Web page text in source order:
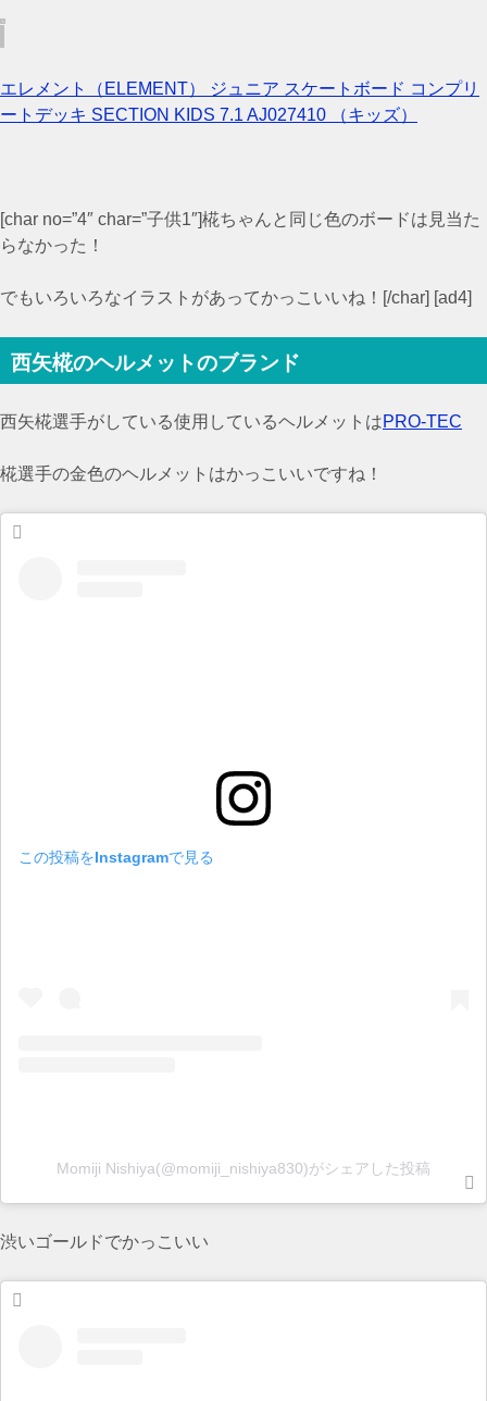
エレメント（ELEMENT） ジュニア スケートボード コンプリ
ートデッキ SECTION KIDS 7.1 AJ027410 （キッズ）
[char no=”4″ char=”子供1″]椛ちゃんと同じ色のボードは見当た
らなかった！
でもいろいろなイラストがあってかっこいいね！[/char] [ad4]
西矢椛のヘルメットのブランド
西矢椛選手がしている使用しているヘルメットはPRO-TEC
椛選手の金色のヘルメットはかっこいいですね！
この投稿をInstagramで見る
Momiji Nishiya(@momiji_nishiya830)がシェアした投稿
渋いゴールドでかっこいい